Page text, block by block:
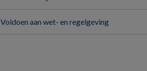
Voldoen aan wet- en regelgeving